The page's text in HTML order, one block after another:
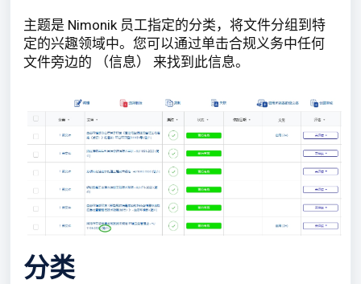
主题是 Nimonik 员工指定的分类，将文件分组到特
定的兴趣领域中。您可以通过单击合规义务中任何
文件旁边的 （信息） 来找到此信息。
分类